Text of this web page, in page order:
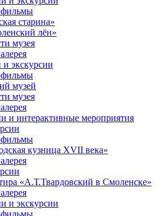
старина»
лён»
музея
экскурсии
музей
музея
и интерактивные мероприятия
кузница XVII века»
«А.Т.Твардовский в Смоленске»
и экскурсии